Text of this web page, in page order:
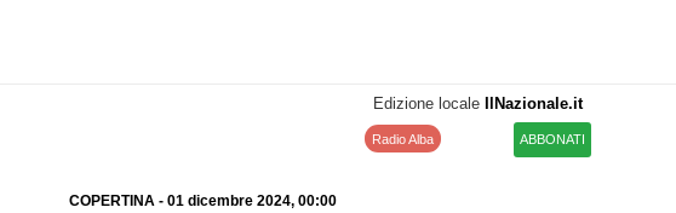
Edizione locale IlNazionale.it
Radio Alba ABBONATI
COPERTINA- 01 dicembre 2024, 00:00